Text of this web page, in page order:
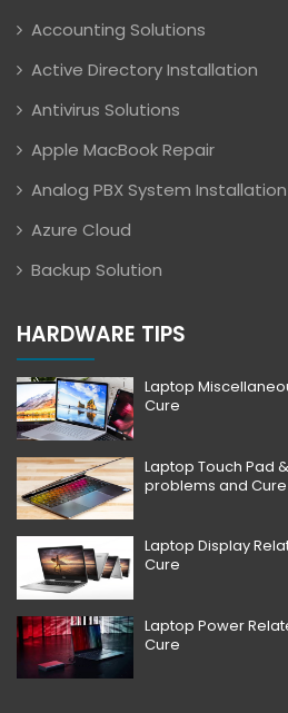
Accounting Solutions
Active Directory Installation
Antivirus Solutions
Apple MacBook Repair
Analog PBX System Installation
Azure Cloud
Backup Solution
HARDWARE TIPS
Laptop
Cure
Laptop Touch Pad
problems and Cure
Laptop Display
Cure
Laptop Power
Cure